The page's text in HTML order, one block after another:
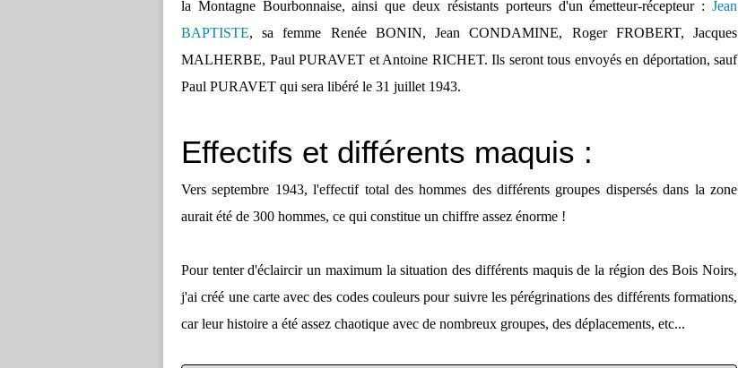
la Montagne Bourbonnaise, ainsi que deux résistants porteurs d'un émetteur-récepteur : Jean
BAPTISTE, sa femme Renée BONIN, Jean CONDAMINE, Roger FROBERT, Jacques
MALHERBE, Paul PURAVET et Antoine RICHET. Ils seront tous envoyés en déportation, sauf
Paul PURAVET qui sera libéré le 31 juillet 1943.
Effectifs et différents maquis :
Vers septembre 1943, l'effectif total des hommes des différents groupes dispersés dans la zone
aurait été de 300 hommes, ce qui constitue un chiffre assez énorme !
Pour tenter d'éclaircir un maximum la situation des différents maquis de la région des Bois Noirs,
j'ai créé une carte avec des codes couleurs pour suivre les pérégrinations des différents formations,
car leur histoire a été assez chaotique avec de nombreux groupes, des déplacements, etc...